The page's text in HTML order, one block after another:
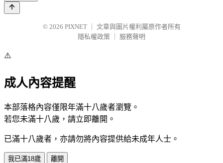
© 2026 PIXNET
文章與圖片權利屬原作者所有
隱私權政策
服務聲明
⚠️
成人內容提醒
本部落格內容僅限年滿十八歲者瀏覽。
若您未滿十八歲，請立即離開。
已滿十八歲者，亦請勿將內容提供給未成年人士。
我已滿18歲 離開